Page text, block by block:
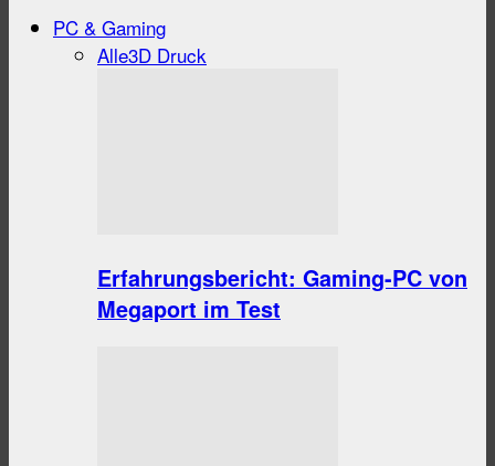
PC & Gaming
Alle3D Druck
Erfahrungsbericht: Gaming-PC von
Megaport im Test